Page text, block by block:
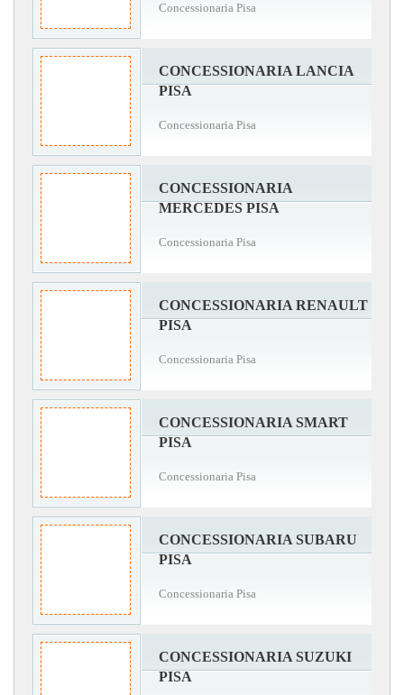
Concessionaria Pisa
CONCESSIONARIA LANCIA
PISA
Concessionaria Pisa
CONCESSIONARIA
MERCEDES PISA
Concessionaria Pisa
CONCESSIONARIA RENAULT
PISA
Concessionaria Pisa
CONCESSIONARIA SMART
PISA
Concessionaria Pisa
CONCESSIONARIA SUBARU
PISA
Concessionaria Pisa
CONCESSIONARIA SUZUKI
PISA